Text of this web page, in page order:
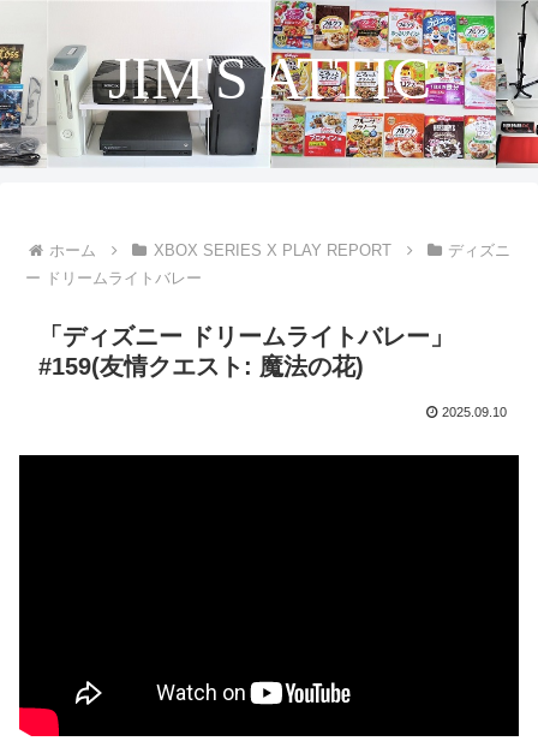
JIM'S ATTIC
ホーム XBOX SERIES X PLAY REPORT
ディズニ
ー ドリームライトバレー
「ディズニー ドリームライトバレー」
#159(友情クエスト: 魔法の花)
2025.09.10